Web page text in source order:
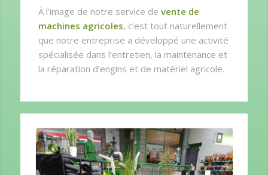
À l’image de notre service de vente de
machines agricoles, c’est tout naturellement
que notre entreprise a développé une activité
spécialisée dans l’entretien, la maintenance et
la réparation d’engins et de matériel agricole.